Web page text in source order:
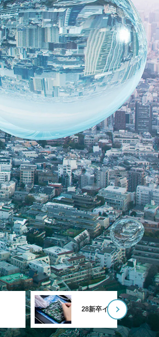
28新卒インターン